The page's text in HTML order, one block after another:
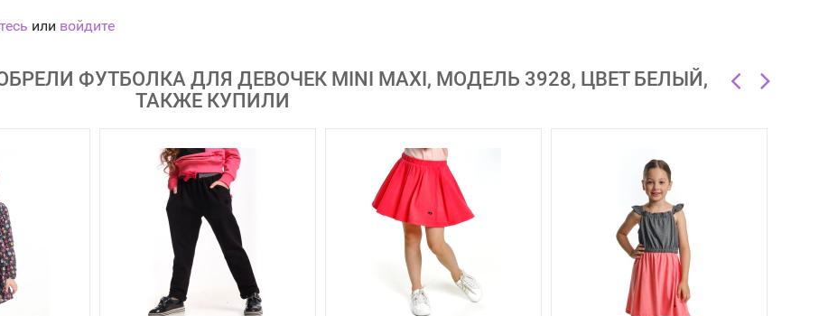
или войдите
ФУТБОЛКА ДЛЯ ДЕВОЧЕК MINI MAXI, МОДЕЛЬ 3928, ЦВЕТ БЕЛЫЙ,
ТАКЖЕ КУПИЛИ